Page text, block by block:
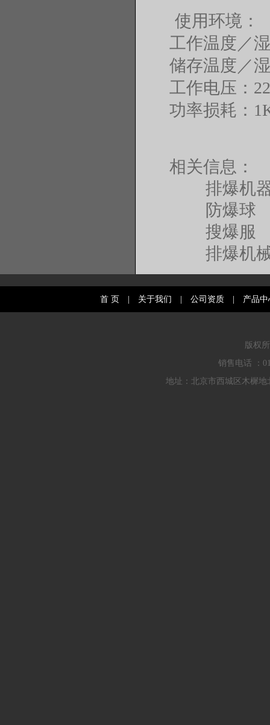
使用环境：
工作温度／
储存温度／
工作电压：
功率损耗：
相关信息：
排爆机
防爆球
搜爆服
排爆机
首 页 关于我们 公司资质 产品中
版权
销售电话 ：
地址：北京市西城区木樨地